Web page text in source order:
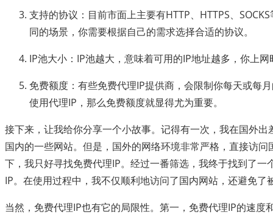
支持的协议：目前市面上主要有HTTP、HTTPS、
同的场景，你需要根据自己的需求选择合适的协议。
IP池大小：IP池越大，意味着可用的IP地址越多，你上
免费额度：有些免费代理IP提供商，会限制你每天或每
使用代理IP，那么免费额度就显得尤为重要。
接下来，让我给你分享一个小故事。记得有一次，我在国外
国内的一些网站。但是，国外的网络环境非常严格，直接访
下，我只好寻找免费代理IP。经过一番筛选，我终于找到了一
IP。在使用过程中，我不仅顺利地访问了国内网站，还避免了
当然，免费代理IP也有它的局限性。第一，免费代理IP的速度